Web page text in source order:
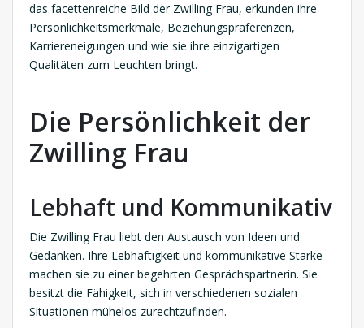
das facettenreiche Bild der Zwilling Frau, erkunden ihre
Persönlichkeitsmerkmale, Beziehungspräferenzen,
Karriereneigungen und wie sie ihre einzigartigen
Qualitäten zum Leuchten bringt.
Die Persönlichkeit der
Zwilling Frau
Lebhaft und Kommunikativ
Die Zwilling Frau liebt den Austausch von Ideen und
Gedanken. Ihre Lebhaftigkeit und kommunikative Stärke
machen sie zu einer begehrten Gesprächspartnerin. Sie
besitzt die Fähigkeit, sich in verschiedenen sozialen
Situationen mühelos zurechtzufinden.